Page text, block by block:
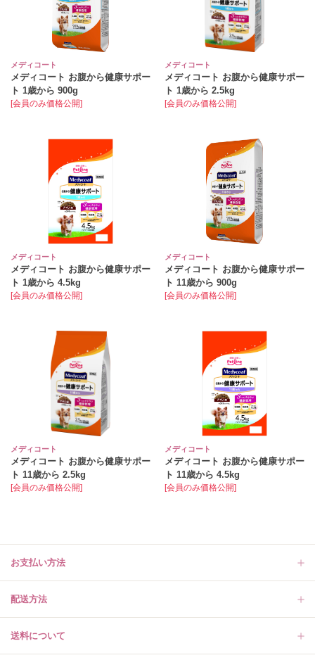
メディコート
メディコート お腹から健康サポー
ト 1歳から 900g
[会員のみ価格公開]
メディコート
メディコート お腹から健康サポー
ト 1歳から 2.5kg
[会員のみ価格公開]
メディコート
メディコート お腹から健康サポー
ト 1歳から 4.5kg
[会員のみ価格公開]
メディコート
メディコート お腹から健康サポー
ト 11歳から 900g
[会員のみ価格公開]
メディコート
メディコート お腹から健康サポー
ト 11歳から 2.5kg
[会員のみ価格公開]
メディコート
メディコート お腹から健康サポー
ト 11歳から 4.5kg
[会員のみ価格公開]
お支払い方法
配送方法
送料について